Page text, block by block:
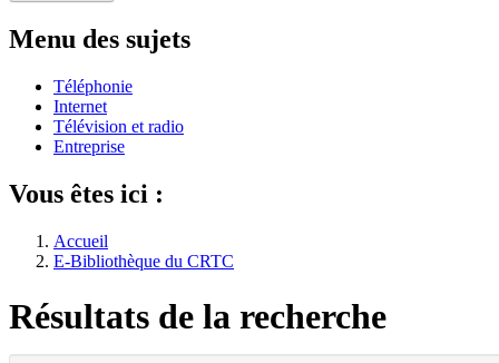
Menu des sujets
Téléphonie
Internet
Télévision et radio
Entreprise
Vous êtes ici :
Accueil
E-Bibliothèque du CRTC
Résultats de la recherche